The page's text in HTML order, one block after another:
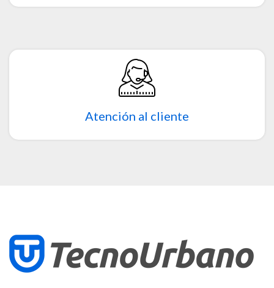
Atención al cliente